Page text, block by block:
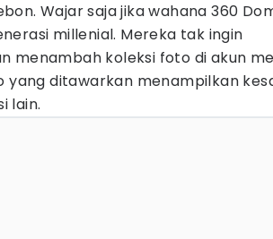
Wajar saja jika wahana 360
millenial. Mereka tak ingin
menambah koleksi foto di akun
yang ditawarkan menampilkan
lain.